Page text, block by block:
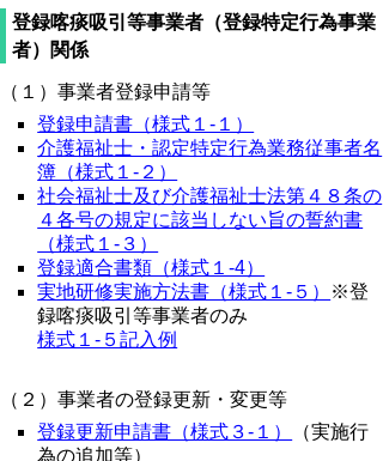
登録喀痰吸引等事業者（登録特定行為事業
者）関係
（１）事業者登録申請等
登録申請書（様式１-１）
介護福祉士・認定特定行為業務従事者名
簿（様式１-２）
社会福祉士及び介護福祉士法第４８条の
４各号の規定に該当しない旨の誓約書
（様式１-３）
登録適合書類（様式１-4）
実地研修実施方法書（様式１-５）
※登
録喀痰吸引等事業者のみ
様式１-５記入例
（２）事業者の登録更新・変更等
登録更新申請書（様式３-１）
（実施行
為の追加等）